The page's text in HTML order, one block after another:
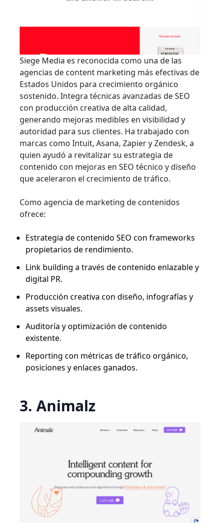
Siege Media es reconocida como una de las
agencias de content marketing más efectivas de
Estados Unidos para crecimiento orgánico
sostenido. Integra técnicas avanzadas de SEO
con producción creativa de alta calidad,
generando mejoras medibles en visibilidad y
autoridad para sus clientes. Ha trabajado con
marcas como Intuit, Asana, Zapier y Zendesk, a
quien ayudó a revitalizar su estrategia de
contenido con mejoras en SEO técnico y diseño
que aceleraron el crecimiento de tráfico.
Como agencia de marketing de contenidos
ofrece:
Estrategia de contenido SEO con frameworks
propietarios de rendimiento.
Link building a través de contenido enlazable y
digital PR.
Producción creativa con diseño, infografías y
assets visuales.
Auditoría y optimización de contenido
existente.
Reporting con métricas de tráfico orgánico,
posiciones y enlaces ganados.
3. Animalz